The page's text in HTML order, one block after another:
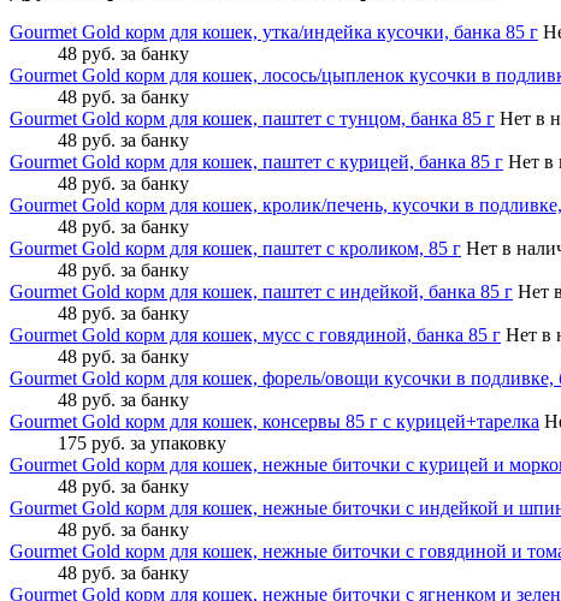
Gourmet Gold корм для кошек, утка/индейка кусочки, банка 85 г
48 руб. за банку
Gourmet Gold корм для кошек, лосось/цыпленок кусочки в
48 руб. за банку
Gourmet Gold корм для кошек, паштет с тунцом, банка 85 г Нет в
48 руб. за банку
Gourmet Gold корм для кошек, паштет с курицей, банка 85 г Нет в
48 руб. за банку
Gourmet Gold корм для кошек, кролик/печень, кусочки в
48 руб. за банку
Gourmet Gold корм для кошек, паштет с кроликом, 85 г Нет в
48 руб. за банку
Gourmet Gold корм для кошек, паштет с индейкой, банка 85 г Нет
48 руб. за банку
Gourmet Gold корм для кошек, мусс с говядиной, банка 85 г Нет в
48 руб. за банку
Gourmet Gold корм для кошек, форель/овощи кусочки в подливке,
48 руб. за банку
Gourmet Gold корм для кошек, консервы 85 г с курицей+тарелка
175 руб. за упаковку
Gourmet Gold корм для кошек, нежные биточки с курицей и
48 руб. за банку
Gourmet Gold корм для кошек, нежные биточки с индейкой и
48 руб. за банку
Gourmet Gold корм для кошек, нежные биточки с говядиной и
48 руб. за банку
Gourmet Gold корм для кошек, нежные биточки с ягненком и